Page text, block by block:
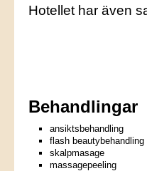
Hotellet har även
Behandlingar
ansiktsbehandling
flash beautybehandling
skalpmasage
massagepeeling